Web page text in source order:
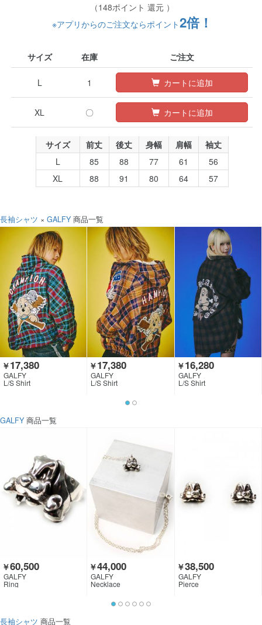
（148ポイント 還元 ）
※アプリからのご注文ならポイント2倍！
サイズ 在庫 ご注文
L 1 カートに追加
XL 〇 カートに追加
サイズ 前丈 後丈 身幅 肩幅
袖丈
L
85 88 77 61
56
XL
88 91 80 64 57
長袖シャツ × GALFY 商品一覧
￥17,380
GALFY
L/S Shirt
￥17,380
GALFY
L/S Shirt
￥16,280
GALFY
L/S Shirt
GALFY 商品一覧
￥60,500
GALFY
Ring
￥44,000
GALFY
Necklace
￥38,500
GALFY
Pierce
長袖シャツ 商品一覧